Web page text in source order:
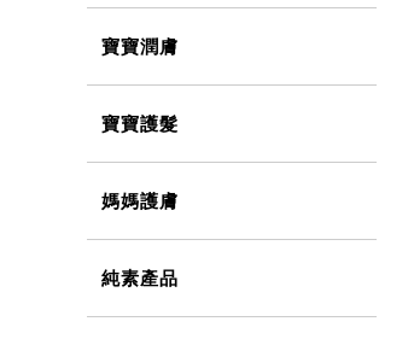
寶寶潤膚
寶寶護髮
媽媽護膚
純素產品